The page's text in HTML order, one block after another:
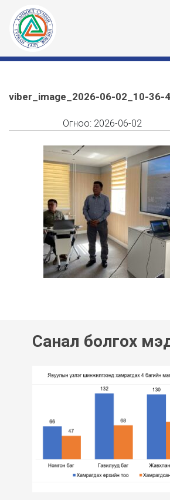
viber_image_2026-06-02_10-36-
Огноо: 2026-06-02
Санал болгох